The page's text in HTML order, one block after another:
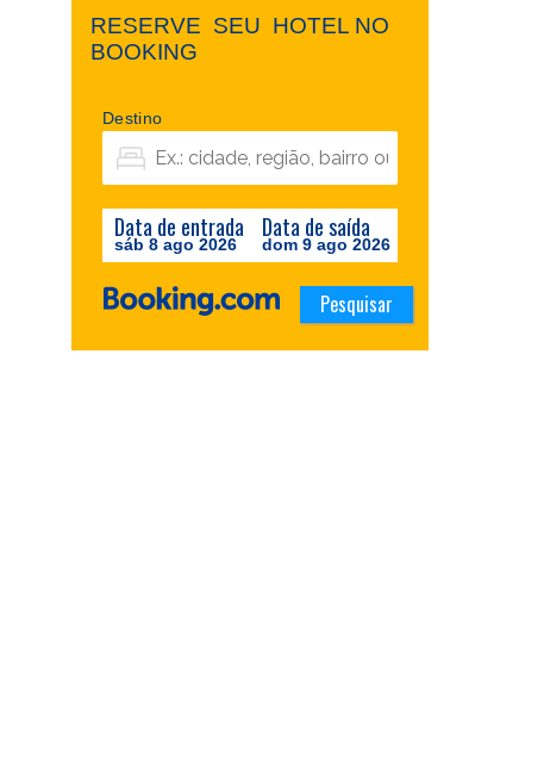
RESERVE ​ ​SEU ​ ​HOTEL NO ​ ​
BOOKING
Destino
Data de entrada
sáb 8 ago 2026
Data de saída
dom 9 ago 2026